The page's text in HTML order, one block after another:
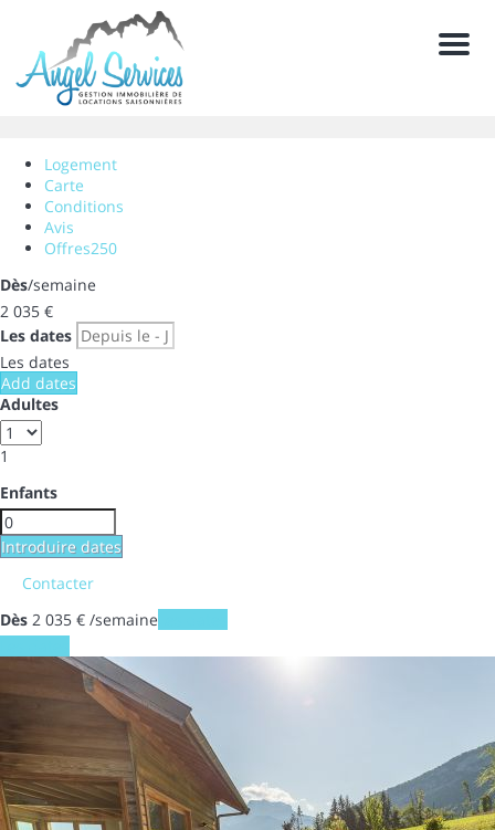
Menu
Logement
Carte
Conditions
Avis
Offres250
Dès/semaine
2 035 €
Les dates
Les dates
Add dates
Adultes
1
Enfants
Introduire dates
Contacter
Dès 2 035 € /semaine